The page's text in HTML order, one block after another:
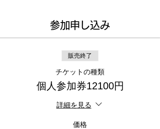
参加申し込み
販売終了
チケットの種類
個人参加券12100円
詳細を見る
価格